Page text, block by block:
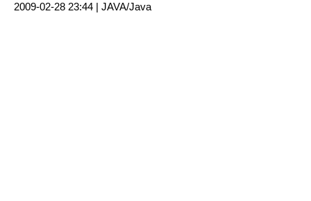
2009-02-28 23:44 | JAVA/Java